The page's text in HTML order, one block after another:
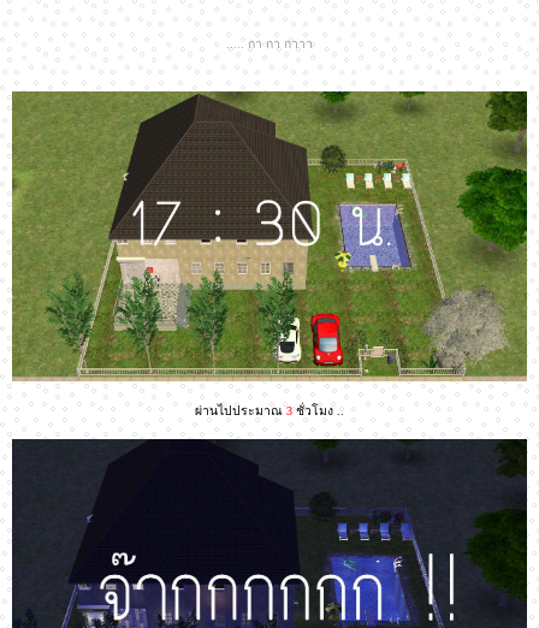
..... กา กา กาาา
ผ่านไปประมาณ3ชั่วโมง ..